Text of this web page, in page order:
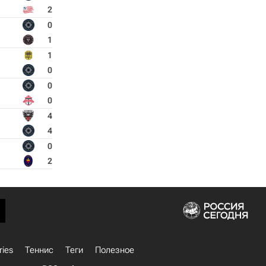
2
0
1
1
0
0
0
4
4
0
2
Теннис Теги
Полезное